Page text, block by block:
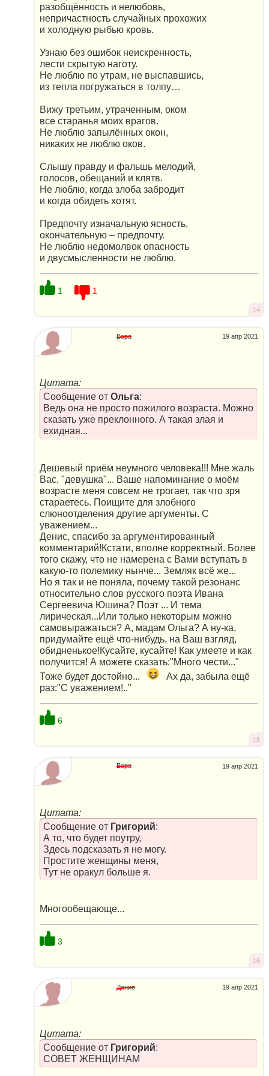
разобщённость и нелюбовь,
непричастность случайных прохожих
и холодную рыбью кровь.
Узнаю без ошибок неискренность,
лести скрытую наготу.
Не люблю по утрам, не выспавшись,
из тепла погружаться в толпу…
Вижу третьим, утраченным, оком
все старанья моих врагов.
Не люблю запылённых окон,
никаких не люблю оков.
Слышу правду и фальшь мелодий,
голосов, обещаний и клятв.
Не люблю, когда злоба забродит
и когда обидеть хотят.
Предпочту изначальную ясность,
окончательную – предпочту.
Не люблю недомолвок опасность
и двусмысленности не люблю.
1 1
14
19 апр 2021
Вера
Цитата:
Сообщение от Ольга:
Ведь она не просто пожилого возраста. Можно
сказать уже преклонного. А такая злая и
ехидная...
Дешевый приём неумного человека!!! Мне жаль
Вас, "девушка"... Ваше напоминание о моём
возрасте меня совсем не трогает, так что зря
стараетесь. Поищите для злобного
слюноотделения другие аргументы. С
уважением...
Денис, спасибо за аргументированный
комментарий!Кстати, вполне корректный. Более
того скажу, что не намерена с Вами вступать в
какую-то полемику нынче... Земляк всё же...
Но я так и не поняла, почему такой резонанс
относительно слов русского поэта Ивана
Сергеевича Юшина? Поэт ... И тема
лирическая...Или только некоторым можно
самовыражаться? А, мадам Ольга? А ну-ка,
придумайте ещё что-нибудь, на Ваш взгляд,
обидненькое!Кусайте, кусайте! Как умеете и как
получится! А можете сказать:"Много чести..."
Тоже будет достойно...
Ах да, забыла ещё
раз:"С уважением!.."
6
15
19 апр 2021
Вера
Цитата:
Сообщение от Григорий:
А то, что будет поутру,
Здесь подсказать я не могу.
Простите женщины меня,
Тут не оракул больше я.
Многообещающе...
3
16
19 апр 2021
Денис
Цитата:
Сообщение от Григорий:
СОВЕТ ЖЕНЩИНАМ